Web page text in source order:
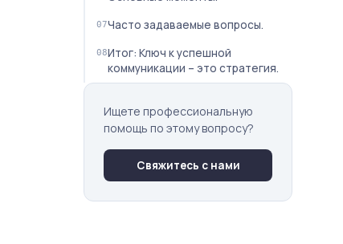
Часто задаваемые вопросы.
Итог: Ключ к успешной
коммуникации – это стратегия.
Ищете профессиональную
помощь по этому вопросу?
Свяжитесь с нами